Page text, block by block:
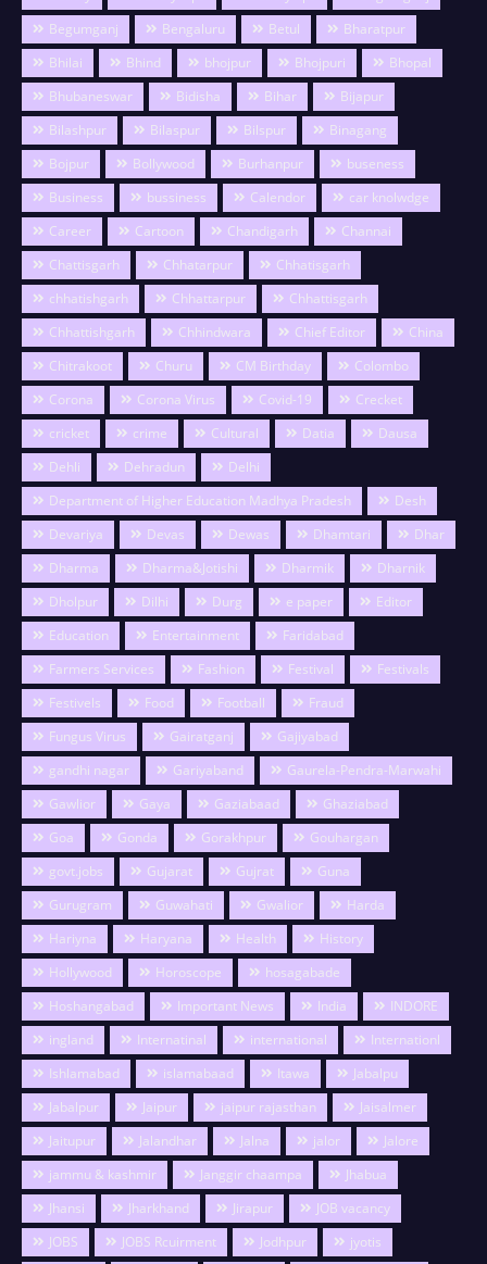
Begumganj
Bengaluru Betul
Bharatpur
Bhilai
Bhind bhojpur Bhojpuri
Bhopal
Bhubaneswar
Bidisha Bihar
Bijapur
Bilashpur
Bilaspur Bilspur
Binagang
Bojpur
Bollywood Burhanpur
buseness
Business
bussiness Calendor
car knolwdge
Career
Cartoon Chandigarh
Channai
Chattisgarh
Chhatarpur
Chhatisgarh
chhatishgarh
Chhattarpur
Chhattisgarh
Chhattishgarh
Chhindwara Chief Editor
China
Chitrakoot
Churu CM Birthday
Colombo
Corona
Corona Virus Covid-19
Crecket
cricket
crime Cultural Datia
Dausa
Dehli
Dehradun
Delhi
Department of Higher Education Madhya Pradesh
Desh
Devariya
Devas Dewas Dhamtari
Dhar
Dharma
Dharma&Jotishi Dharmik
Dharnik
Dholpur
Dilhi Durg e paper
Editor
Education
Entertainment
Faridabad
Farmers Services
Fashion Festival
Festivals
Festivels
Food Football
Fraud
Fungus Virus
Gairatganj
Gajiyabad
gandhi nagar
Gariyaband
Gaurela-Pendra-Marwahi
Gawlior
Gaya Gaziabaad
Ghaziabad
Goa
Gonda Gorakhpur
Gouhargan
govt.jobs
Gujarat Gujrat
Guna
Gurugram
Guwahati Gwalior
Harda
Hariyna
Haryana Health
History
Hollywood
Horoscope
hosagabade
Hoshangabad
Important News India
INDORE
ingland
Internatinal international
Internationl
Ishlamabad
islamabaad Itawa
Jabalpu
Jabalpur
Jaipur jaipur rajasthan
Jaisalmer
Jaitupur
Jalandhar Jalna jalor
Jalore
jammu & kashmir
Janggir chaampa
Jhabua
Jhansi
Jharkhand Jirapur
JOB vacancy
JOBS
JOBS Rcuirment Jodhpur
jyotis